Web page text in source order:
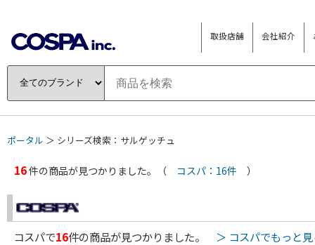
取扱店舗 会社紹介
ポータル ＞ シリーズ検索：サルゲッチュ
16件の商品が見つかりました。（ コスパ：16件 ）
コスパで16件の商品が見つかりました。 ＞ コスパでもっと